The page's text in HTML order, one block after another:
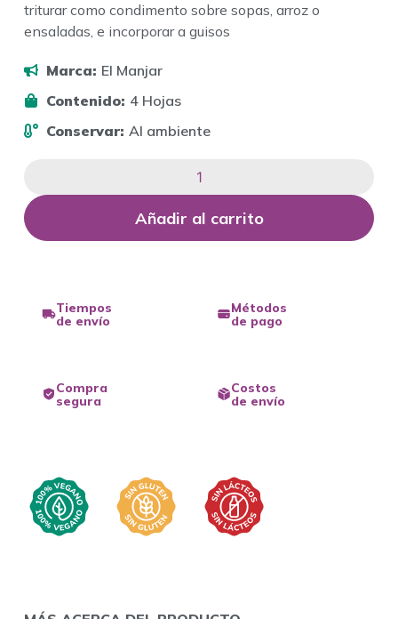
triturar como condimento sobre sopas, arroz o
ensaladas, e incorporar a guisos
Marca: El Manjar
Contenido: 4 Hojas
Conservar: Al ambiente
Añadir al carrito
Tiempos
de envío
Métodos
de pago
Compra
segura
Costos
de envío